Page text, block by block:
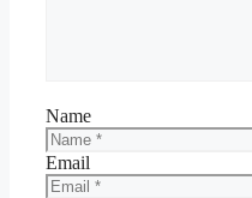
Name
Email